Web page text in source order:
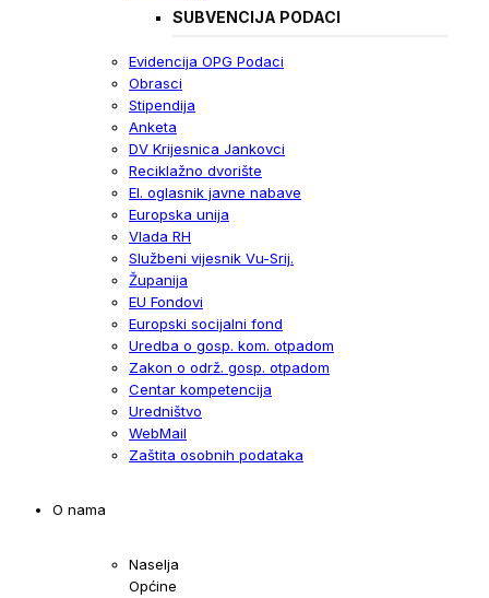
SUBVENCIJA PODACI
Evidencija OPG Podaci
Obrasci
Stipendija
Anketa
DV Krijesnica Jankovci
Reciklažno dvorište
El. oglasnik javne nabave
Europska unija
Vlada RH
Službeni vijesnik Vu-Srij.
Županija
EU Fondovi
Europski socijalni fond
Uredba o gosp. kom. otpadom
Zakon o održ. gosp. otpadom
Centar kompetencija
Uredništvo
WebMail
Zaštita osobnih podataka
O nama
Naselja
Općine